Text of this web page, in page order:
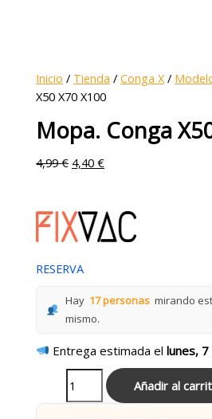
Inicio / Tienda /Conga X/
X50 X70 X100
Mopa. Conga
4,99€ 4,40€
RESERVA
Hay 17 personas mirando
mismo.
Entrega estimada ellunes,
Añadir al